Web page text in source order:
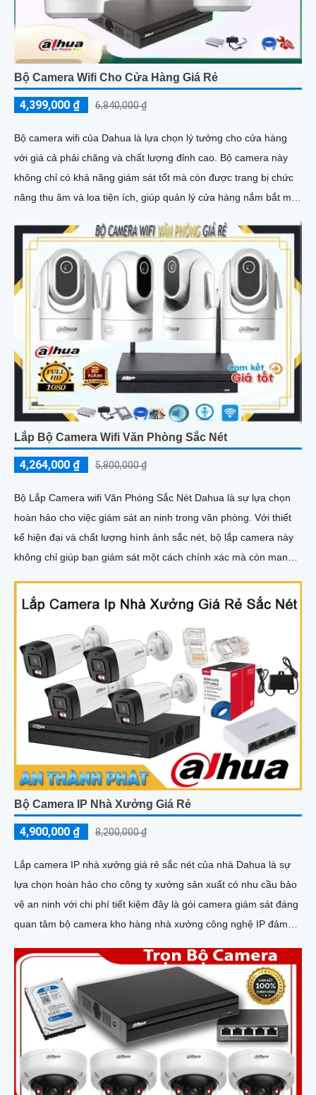
Bộ Camera Wifi Cho Cửa Hàng Giá Rẻ
4,399,000 ₫ 6,840,000 ₫
Bộ camera wifi của Dahua là lựa chọn lý tưởng cho cửa hàng
với giá cả phải chăng và chất lượng đỉnh cao. Bộ camera này
không chỉ có khả năng giám sát tốt mà còn được trang bị chức
năng thu âm và loa tiện ích, giúp quản lý cửa hàng nắm bắt mọi
Lắp Bộ Camera Wifi Văn Phòng Sắc Nét
4,264,000 ₫ 5,800,000 ₫
Bộ Lắp Camera wifi Văn Phòng Sắc Nét Dahua là sự lựa chọn
hoàn hảo cho việc giám sát an ninh trong văn phòng. Với thiết
kế hiện đại và chất lượng hình ảnh sắc nét, bộ lắp camera này
không chỉ giúp bạn giám sát một cách chính xác mà còn mang
Bộ Camera IP Nhà Xưởng Giá Rẻ
4,900,000 ₫ 8,200,000 ₫
Lắp camera IP nhà xưởng giá rẻ sắc nét của nhà Dahua là sự
lựa chọn hoàn hảo cho công ty xưởng sản xuất có nhu cầu bảo
vệ an ninh với chi phí tiết kiệm đây là gói camera giám sát đáng
quan tâm bộ camera kho hàng nhà xưởng công nghệ IP đảm
với bộ camera camera IP Dahua bảo vệ an ninh cho xưởng sản
xuất tuyệt đối.